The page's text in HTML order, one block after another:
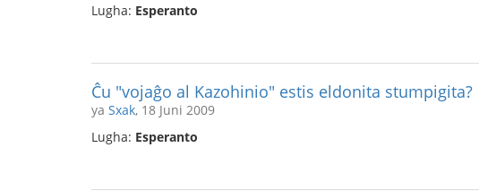
Lugha: Esperanto
Ĉu "vojaĝo al Kazohinio" estis eldonita stumpigita?
ya Sxak, 18 Juni 2009
Lugha: Esperanto